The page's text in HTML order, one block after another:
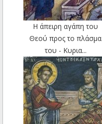
Η άπειρη αγάπη του
Θεού προς το πλάσμα
του - Κυρια...